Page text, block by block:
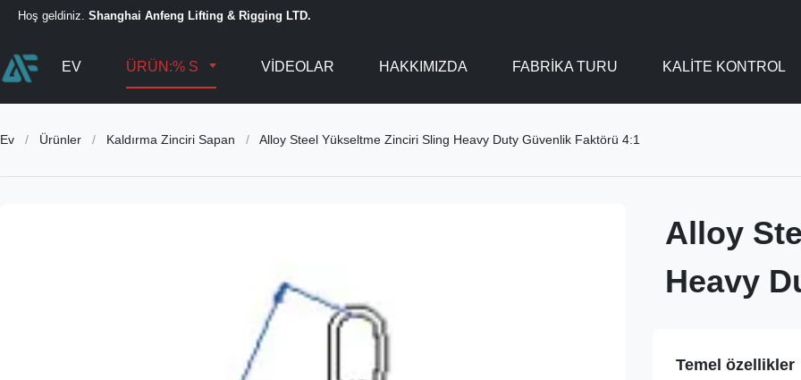
Hoş geldiniz. Shanghai Anfeng Lifting & Rigging LTD.
EV ÜRÜN:% S VIDEOLAR HAKKIMIZDA FABRIKA TURU KALITE KONTROL
Ev / Ürünler / Kaldırma Zinciri Sapan / Alloy Steel Yükseltme Zinciri Sling Heavy Duty Güvenlik Faktörü 4:1
Alloy
Heavy
Temel özellikler